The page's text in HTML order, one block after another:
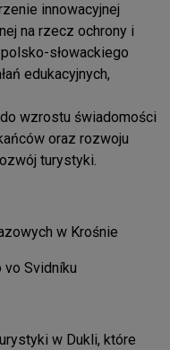
innowacyjnej
na rzecz ochrony i
słowackiego
edukacyjnych,
wzrostu świadomości
oraz rozwoju
turystyki.
w Krośnie
Svidníku
w Dukli, które